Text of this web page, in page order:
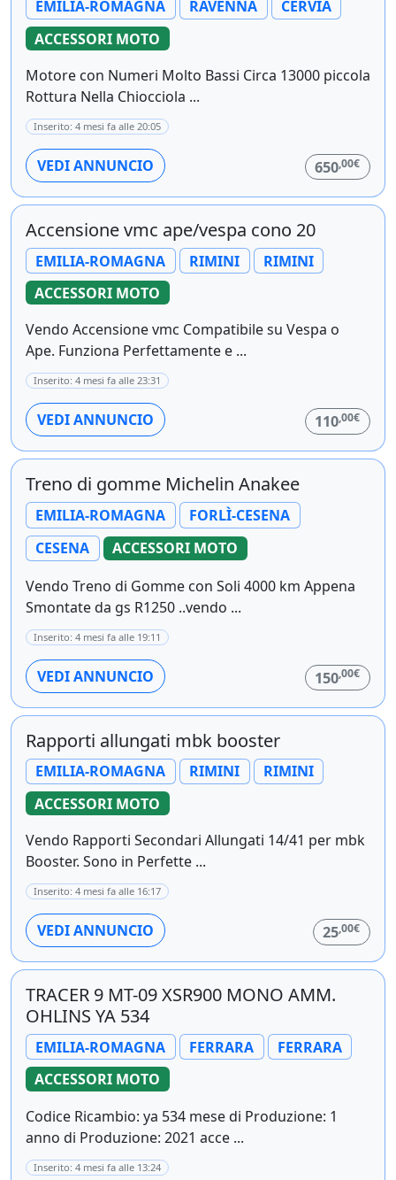
EMILIA-ROMAGNA RAVENNA
CERVIA
ACCESSORI MOTO
Motore con Numeri Molto Bassi Circa 13000 piccola
Rottura Nella Chiocciola ...
Inserito: 4 mesi fa alle 20:05
VEDI ANNUNCIO 650,00€
Accensione vmc ape/vespa cono 20
EMILIA-ROMAGNA RIMINI
RIMINI
ACCESSORI MOTO
Vendo Accensione vmc Compatibile su Vespa o
Ape. Funziona Perfettamente e ...
Inserito: 4 mesi fa alle 23:31
VEDI ANNUNCIO 110,00€
Treno di gomme Michelin Anakee
EMILIA-ROMAGNA
FORLÌ-CESENA
CESENA
ACCESSORI MOTO
Vendo Treno di Gomme con Soli 4000 km Appena
Smontate da gs R1250 ..vendo ...
Inserito: 4 mesi fa alle 19:11
VEDI ANNUNCIO 150,00€
Rapporti allungati mbk booster
EMILIA-ROMAGNA RIMINI
RIMINI
ACCESSORI MOTO
Vendo Rapporti Secondari Allungati 14/41 per mbk
Booster. Sono in Perfette ...
Inserito: 4 mesi fa alle 16:17
VEDI ANNUNCIO 25,00€
TRACER 9 MT-09 XSR900 MONO AMM.
OHLINS YA 534
EMILIA-ROMAGNA FERRARA
FERRARA
ACCESSORI MOTO
Codice Ricambio: ya 534 mese di Produzione: 1
anno di Produzione: 2021 acce ...
Inserito: 4 mesi fa alle 13:24